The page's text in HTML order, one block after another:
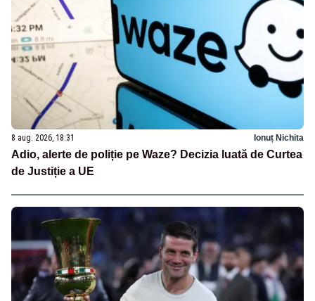
8 aug. 2026, 18:31 Ionuț Nichita
Adio, alerte de poliție pe Waze? Decizia luată de Curtea
de Justiție a UE